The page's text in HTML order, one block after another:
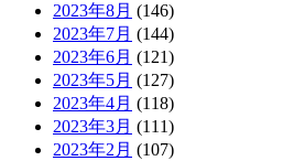
2023年8月 (146)
2023年7月 (144)
2023年6月 (121)
2023年5月 (127)
2023年4月 (118)
2023年3月 (111)
2023年2月 (107)